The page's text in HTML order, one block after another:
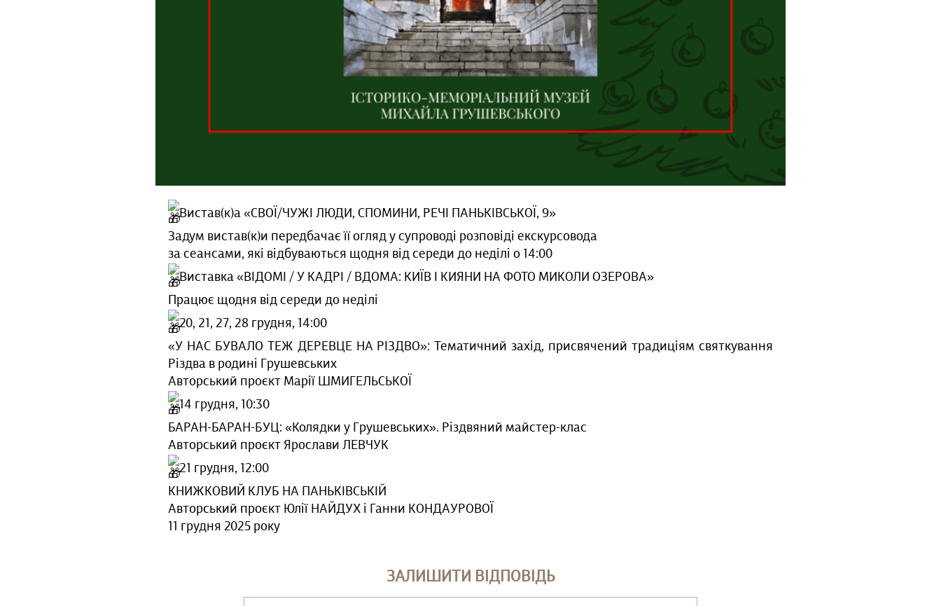
Вистав(к)а «СВОЇ/ЧУЖІ ЛЮДИ, СПОМИНИ, РЕЧІ ПАНЬКІВСЬКОЇ, 9»
Задум вистав(к)и передбачає її огляд у супроводі розповіді екскурсовода
за сеансами, які відбуваються щодня від середи до неділі о 14:00
Виставка «ВІДОМІ / У КАДРІ / ВДОМА: КИЇВ І КИЯНИ НА ФОТО МИКОЛИ ОЗЕРОВА»
Працює щодня від середи до неділі
20, 21, 27, 28 грудня, 14:00
«У НАС БУВАЛО ТЕЖ ДЕРЕВЦЕ НА РІЗДВО»: Тематичний захід, присвячений традиціям святкування
Різдва в родині Грушевських
Авторський проєкт Марії ШМИГЕЛЬСЬКОЇ
14 грудня, 10:30
БАРАН-БАРАН-БУЦ: «Колядки у Грушевських». Різдвяний майстер-клас
Авторський проєкт Ярослави ЛЕВЧУК
21 грудня, 12:00
КНИЖКОВИЙ КЛУБ НА ПАНЬКІВСЬКІЙ
Авторський проєкт Юлії НАЙДУХ і Ганни КОНДАУРОВОЇ
11 грудня 2025 року
ЗАЛИШИТИ ВІДПОВІДЬ